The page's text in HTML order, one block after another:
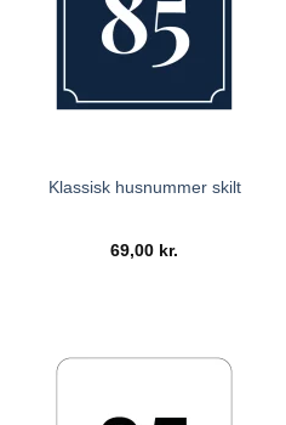
Klassisk husnummer skilt
69,00 kr.